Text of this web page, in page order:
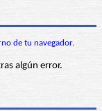
de tu navegador.
algún error.